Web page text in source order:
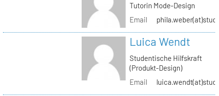
Tutorin Mode-Design
Email
Luica Wendt
Studentische Hilfskraft
(Produkt-Design)
Email